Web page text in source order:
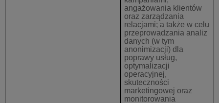
angażowania klientów
oraz zarządzania
relacjami; a także w celu
przeprowadzania analiz
danych (w tym
anonimizacji) dla
poprawy usług,
optymalizacji
operacyjnej,
skuteczności
marketingowej oraz
monitorowania